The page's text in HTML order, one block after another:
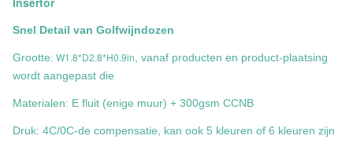
Snel Detail van Golfwijndozen
Grootte: W1.8*D2.8*H0.9in , vanaf producten en product-plaatsing
wordt aangepast die
Materialen: E fluit (enige muur) + 300gsm CCNB
Druk: 4C/0C-de compensatie, kan ook 5 kleuren of 6 kleuren zijn